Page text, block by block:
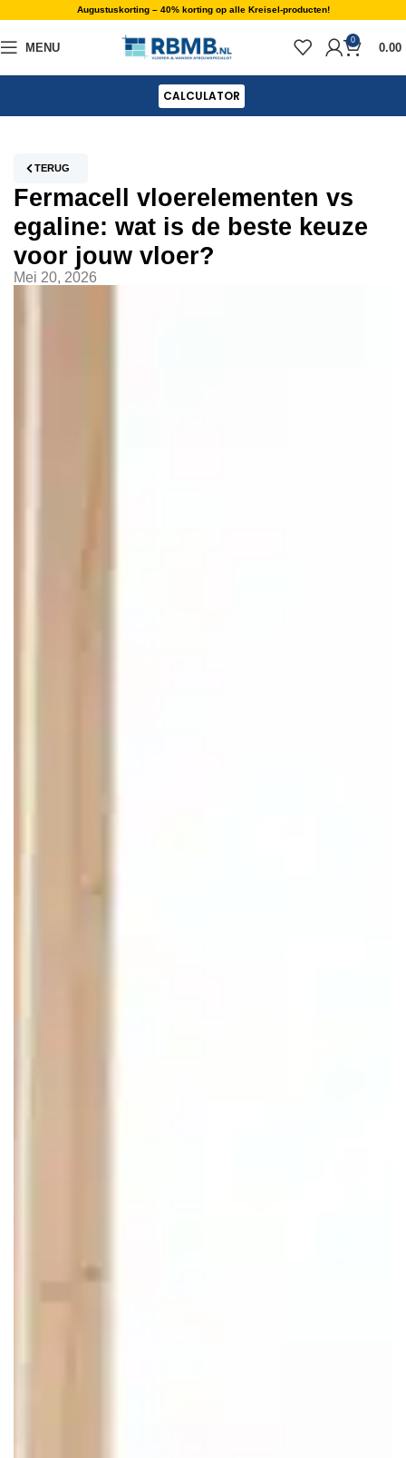
Augustuskorting – 40% korting op alle Kreisel-producten!
MENU
0
0.00
CALCULATOR
TERUG
Fermacell vloerelementen vs
egaline: wat is de beste keuze
voor jouw vloer?
Mei 20, 2026